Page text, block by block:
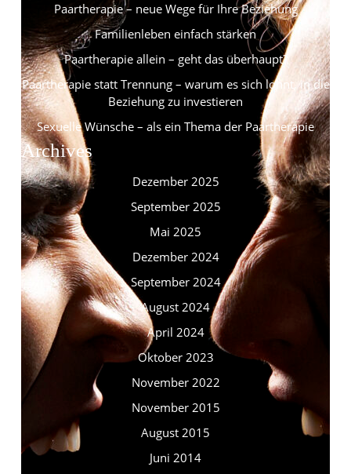
Paartherapie – neue Wege für Ihre Beziehung
Familienleben einfach stärken
Paartherapie allein – geht das überhaupt?
Paartherapie statt Trennung – warum es sich lohnt, in die
Beziehung zu investieren
Sexuelle Wünsche – als ein Thema der Paartherapie
Archives
Dezember 2025
September 2025
Mai 2025
Dezember 2024
September 2024
August 2024
April 2024
Oktober 2023
November 2022
November 2015
August 2015
Juni 2014